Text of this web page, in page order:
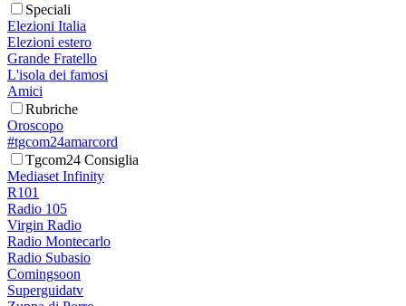
Speciali
Elezioni Italia
Elezioni estero
Grande Fratello
L'isola dei famosi
Amici
Rubriche
Oroscopo
#tgcom24amarcord
Tgcom24 Consiglia
Mediaset Infinity
R101
Radio 105
Virgin Radio
Radio Montecarlo
Radio Subasio
Comingsoon
Superguidatv